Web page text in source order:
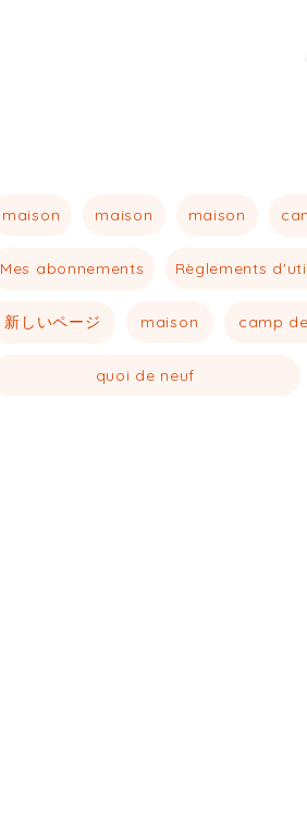
maison maison maison
Mes abonnements Règlements
新しいページ maison camp
quoi de neuf